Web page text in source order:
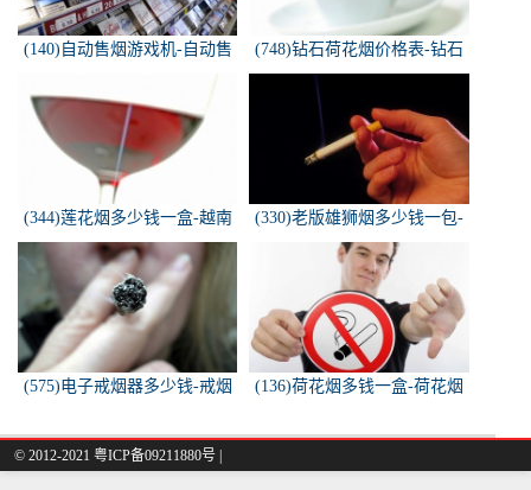
(140)自动售烟游戏机-自动售
(748)钻石荷花烟价格表-钻石
荷花烟多少钱一包
(344)莲花烟多少钱一盒-越南
莲花香烟这款多少钱一条？
(330)老版雄狮烟多少钱一包-
雄狮烟多少钱一包了哦！
(575)电子戒烟器多少钱-戒烟
(136)荷花烟多钱一盒-荷花烟
© 2012-2021 粤ICP备09211880号 |